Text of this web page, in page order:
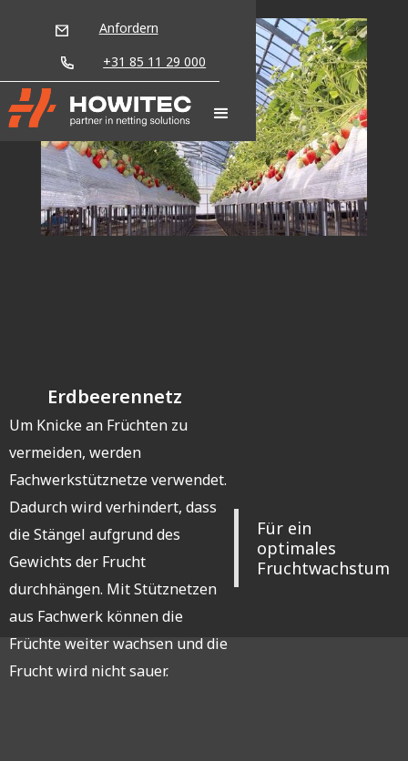
Anfordern
+31 85 11 29 000
Erdbeerennetz
Um Knicke an Früchten zu
vermeiden, werden
Fachwerkstütznetze verwendet.
Dadurch wird verhindert, dass
die Stängel aufgrund des
Gewichts der Frucht
durchhängen. Mit Stütznetzen
aus Fachwerk können die
Früchte weiter wachsen und die
Frucht wird nicht sauer.
Für ein
optimales
Fruchtwachstum